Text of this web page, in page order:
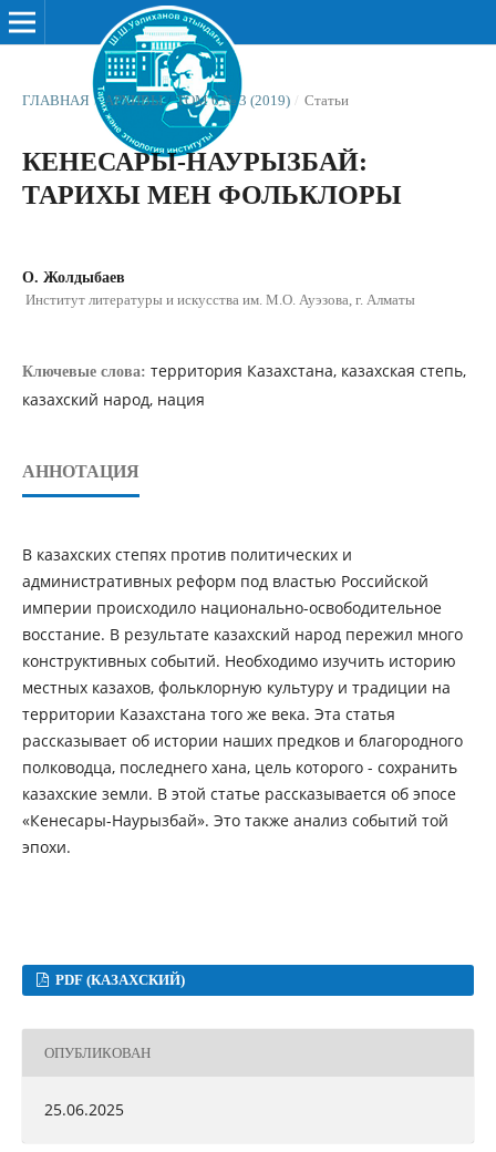
ГЛАВНАЯ / АРХИВЫ / ТОМ 6 № 3 (2019) / Статьи
КЕНЕСАРЫ-НАУРЫЗБАЙ:
ТАРИХЫ МЕН ФОЛЬКЛОРЫ
О. Жолдыбаев
Институт литературы и искусства им. М.О. Ауэзова, г. Алматы
Ключевые слова: территория Казахстана, казахская степь,
казахский народ, нация
АННОТАЦИЯ
В казахских степях против политических и
административных реформ под властью Российской
империи происходило национально-освободительное
восстание. В результате казахский народ пережил много
конструктивных событий. Необходимо изучить историю
местных казахов, фольклорную культуру и традиции на
территории Казахстана того же века. Эта статья
рассказывает об истории наших предков и благородного
полководца, последнего хана, цель которого - сохранить
казахские земли. В этой статье рассказывается об эпосе
«Кенесары-Наурызбай». Это также анализ событий той
эпохи.
PDF (КАЗАХСКИЙ)
ОПУБЛИКОВАН
25.06.2025